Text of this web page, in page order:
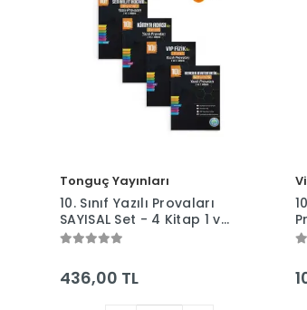
Tonguç Yayınları
10. Sınıf Yazılı Provaları
SAYISAL Set - 4 Kitap 1 ve
2. Dönem - Tonguç
436,00 TL